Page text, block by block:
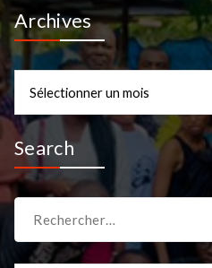
Archives
Search
pour :